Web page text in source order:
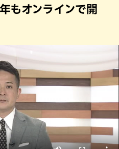
もオンラインで開